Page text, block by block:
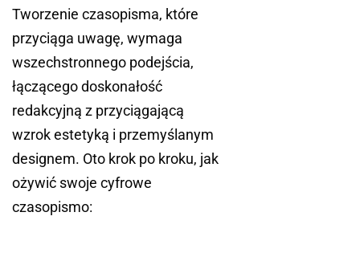
Tworzenie czasopisma, które
przyciąga uwagę, wymaga
wszechstronnego podejścia,
łączącego doskonałość
redakcyjną z przyciągającą
wzrok estetyką i przemyślanym
designem. Oto krok po kroku, jak
ożywić swoje cyfrowe
czasopismo: